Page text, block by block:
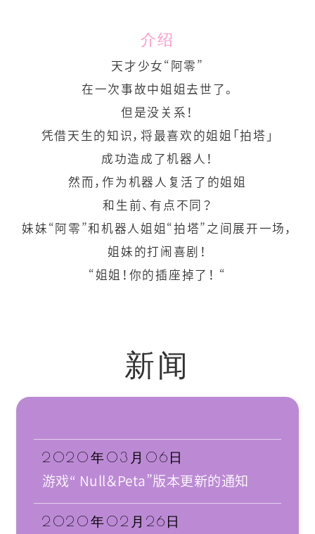
介绍
天才少女“阿零”
在一次事故中姐姐去世了。
但是没关系！
凭借天生的知识，将最喜欢的姐姐「拍塔」
成功造成了机器人！
然而，作为机器人复活了的姐姐
和生前、有点不同？
妹妹“阿零”和机器人姐姐“拍塔”之间展开一场，
姐妹的打闹喜剧！
“姐姐！你的插座掉了！ “
新闻
2020年03月06日
游戏“ Null＆Peta”版本更新的通知
2020年02月26日